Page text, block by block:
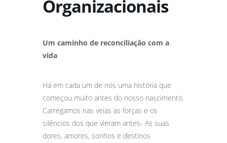
Organizacionais
Um caminho de reconciliação com a
vida
Há em cada um de nós uma história que
começou muito antes do nosso nascimento.
Carregamos nas veias as forças e os
silêncios dos que vieram antes- As suas
dores, amores, sonhos e destinos